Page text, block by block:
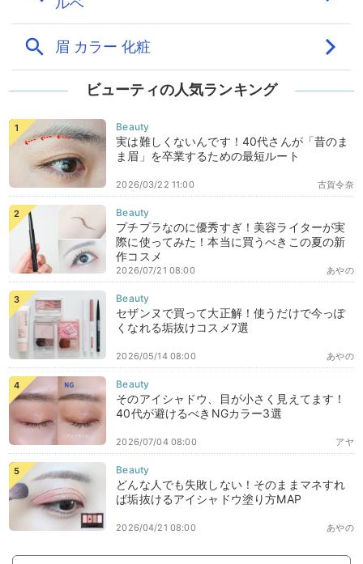
ビューティの人気ランキング
実は難しくないんです！40代さんが「昔のま
ま眉」を卒業するための最短ルート
古賀令奈
2026/03/22 11:00
プチプラなのに優秀すぎ！美容ライターが実
際に使ってみた！本当に買うべきこの夏の新
作コスメ
あやの
2026/07/21 08:00
セザンヌで買って大正解！使うだけで今っぽ
くなれる垢抜けコスメ7選
あやの
2026/05/14 08:00
そのアイシャドウ、目が小さく見えてます！
40代が避けるべきNGカラー3選
アヤ
2026/07/04 08:00
どんな人でも失敗しない！そのままマネすれ
ば垢抜けるアイシャドウ塗り方MAP
あやの
2026/04/21 08:00